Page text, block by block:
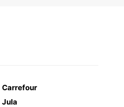
Carrefour
Jula